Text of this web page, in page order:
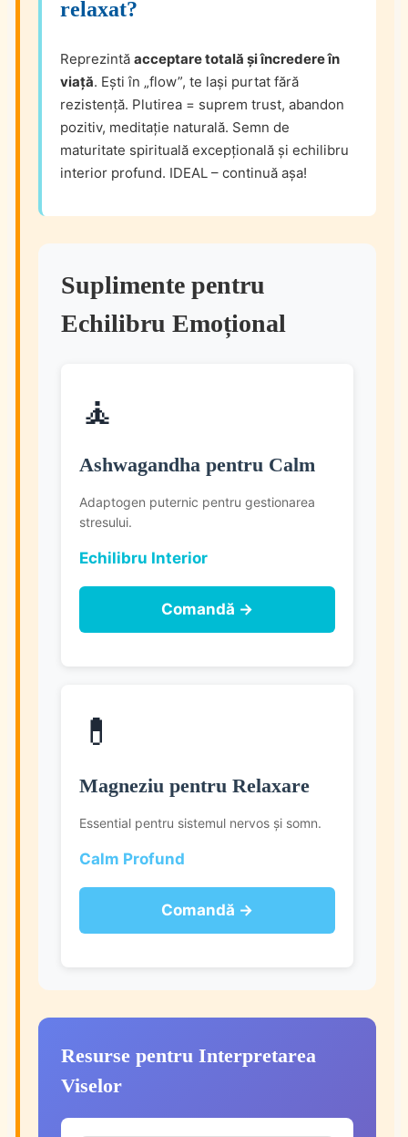
relaxat?
Reprezintă acceptare totală și încredere în
viață. Ești în „flow”, te lași purtat fără
rezistență. Plutirea = suprem trust, abandon
pozitiv, meditație naturală. Semn de
maturitate spirituală excepțională și echilibru
interior profund. IDEAL – continuă așa!
Suplimente pentru
Echilibru Emoțional
🧘
Ashwagandha pentru Calm
Adaptogen puternic pentru gestionarea
stresului.
Echilibru Interior
Comandă →
💊
Magneziu pentru Relaxare
Essential pentru sistemul nervos și somn.
Calm Profund
Comandă →
Resurse pentru Interpretarea
Viselor